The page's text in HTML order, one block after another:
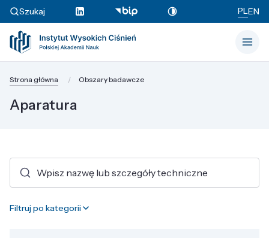
Szukaj PLEN
Strona główna Obszary badawcze
Aparatura
Filtruj po kategorii